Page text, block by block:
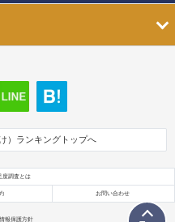
）ランキングトップへ
度調査とは
お問い合わせ
報保護方針